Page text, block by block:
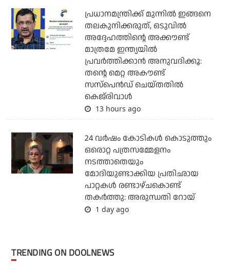
പ്രധാനമന്ത്രിക്ക് മുന്നില്‍ ഇങ്ങനെ
തലകുനിക്കരുത്, ഒടുവില്‍
അദ്ദേഹത്തിന്റെ അക്കൗണ്ട്
മാത്രമേ ഇന്ത്യയില്‍
പ്രവര്‍ത്തിക്കാന്‍ അനുവദിക്കൂ:
തന്റെ മെറ്റ അകൗണ്ട്
സസ്‌പെന്‍ഡ് ചെയ്തതില്‍
കെജ്‌രിവാള്‍
13 hours ago
24 വര്‍ഷം കോടികള്‍ കൊടുത്തും
ഒരൊറ്റ പത്രസമ്മേളനം
നടത്താതെയും
മോദിയുണ്ടാക്കിയ പ്രതിഛായ
പാറ്റകള്‍ രണ്ടാഴ്ചകൊണ്ട്
തകര്‍ത്തു: അരുന്ധതി റോയ്
1 day ago
TRENDING ON DOOLNEWS